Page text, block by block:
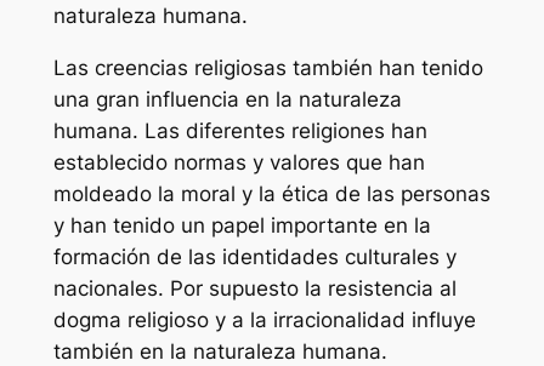
naturaleza humana.
Las creencias religiosas también han tenido
una gran influencia en la naturaleza
humana. Las diferentes religiones han
establecido normas y valores que han
moldeado la moral y la ética de las personas
y han tenido un papel importante en la
formación de las identidades culturales y
nacionales. Por supuesto la resistencia al
dogma religioso y a la irracionalidad influye
también en la naturaleza humana.